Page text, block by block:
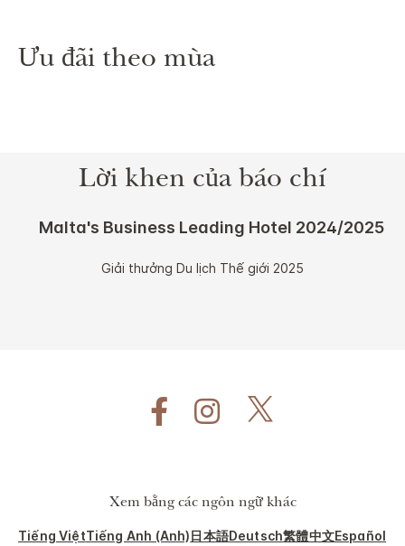
Ưu đãi theo mùa
Lời khen của báo chí
Malta's Business Leading Hotel 2024/2025
Giải thưởng Du lịch Thế giới 2025
Xem bằng các ngôn ngữ khác
Tiếng ViệtTiếng Anh (Anh) 日本語Deutsch繁體中文Español